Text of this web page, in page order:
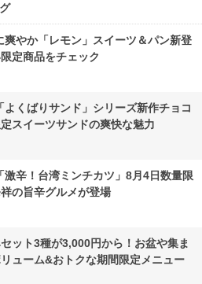
爽やか「レモン」スイーツ＆パン新登
定商品をチェック
よくばりサンド」シリーズ新作チョコ
スイーツサンドの爽快な魅力
激辛！台湾ミンチカツ」8月4日数量限
の旨辛グルメが登場
ット3種が3,000円から！お盆や集ま
ューム&おトクな期間限定メニュー